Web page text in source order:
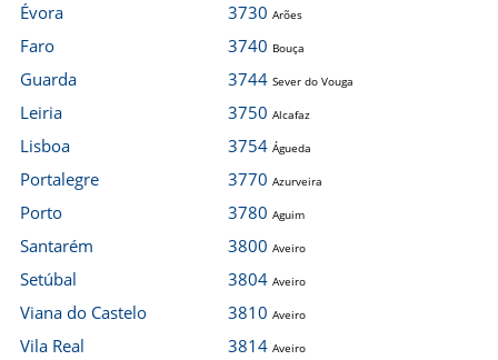
Évora
Faro
Guarda
Leiria
Lisboa
Portalegre
Porto
Santarém
Setúbal
Viana do Castelo
Vila Real
3730 Arões
3740 Bouça
3744 Sever do Vouga
3750 Alcafaz
3754 Águeda
3770 Azurveira
3780 Aguim
3800 Aveiro
3804 Aveiro
3810 Aveiro
3814 Aveiro